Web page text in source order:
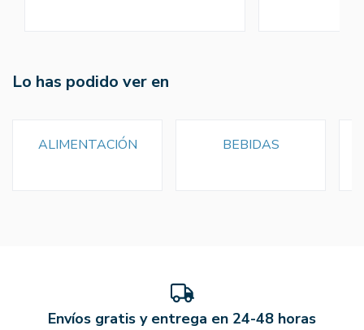
Lo has podido ver en
ALIMENTACIÓN BEBIDAS
Envíos gratis y entrega en 24-48 horas